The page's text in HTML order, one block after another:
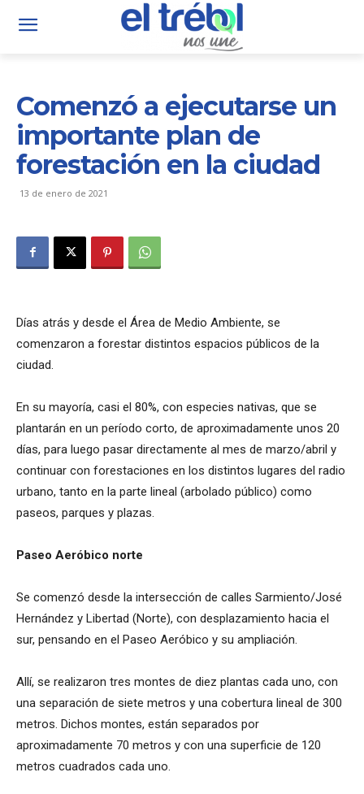
Comenzó a ejecutarse un
importante plan de
forestación en la ciudad
13 de enero de 2021
Días atrás y desde el Área de Medio Ambiente, se
comenzaron a forestar distintos espacios públicos de la
ciudad.
En su mayoría, casi el 80%, con especies nativas, que se
plantarán en un período corto, de aproximadamente unos 20
días, para luego pasar directamente al mes de marzo/abril y
continuar con forestaciones en los distintos lugares del radio
urbano, tanto en la parte lineal (arbolado público) como
paseos, parques y plazas.
Paseo Aeróbico norte
Se comenzó desde la intersección de calles Sarmiento/José
Hernández y Libertad (Norte), con desplazamiento hacia el
sur, pensando en el Paseo Aeróbico y su ampliación.
Allí, se realizaron tres montes de diez plantas cada uno, con
una separación de siete metros y una cobertura lineal de 300
metros. Dichos montes, están separados por
aproximadamente 70 metros y con una superficie de 120
metros cuadrados cada uno.